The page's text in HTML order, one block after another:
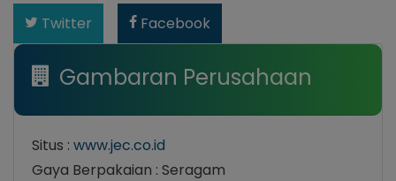
Twitter Facebook
Gambaran Perusahaan
Situs : www.jec.co.id
Gaya Berpakaian : Seragam